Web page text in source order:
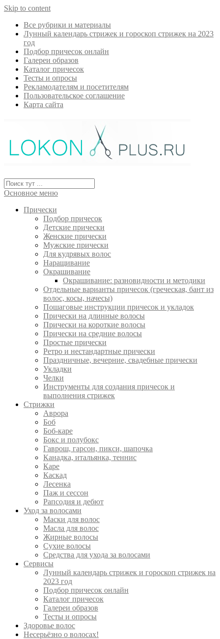
Skip to content
Все рубрики и материалы
Лунный календарь стрижек и гороскоп стрижек на 2023
год
Подбор причесок онлайн
Галереи образов
Каталог причесок
Тесты и опросы
Рекламодателям и посетителям
Пользовательское соглашение
Карта сайта
Основное меню
Прически
Подбор причесок
Детские прически
Женские прически
Мужские прически
Для кудрявых волос
Наращивание
Окрашивание
Окрашивание: разновидности и методики
Отдельные варианты причесок (греческая, бант из
волос, косы, начесы)
Пошаговые инструкции причесок и укладок
Прически на длинные волосы
Прически на короткие волосы
Прически на средние волосы
Простые прически
Ретро и нестандартные прически
Праздничные, вечерние, свадебные прически
Укладки
Челки
Инструменты для создания причесок и
выполнения стрижек
Стрижки
Аврора
Боб
Боб-каре
Бокс и полубокс
Гаврош, гарсон, пикси, шапочка
Канадка, итальянка, теннис
Каре
Каскад
Лесенка
Паж и сессон
Рапсодия и дебют
Уход за волосами
Маски для волос
Масла для волос
Жирные волосы
Сухие волосы
Средства для ухода за волосами
Сервисы
Лунный календарь стрижек и гороскоп стрижек на
2023 год
Подбор причесок онлайн
Каталог причесок
Галереи образов
Тесты и опросы
Здоровье волос
Несерьёзно о волосах!